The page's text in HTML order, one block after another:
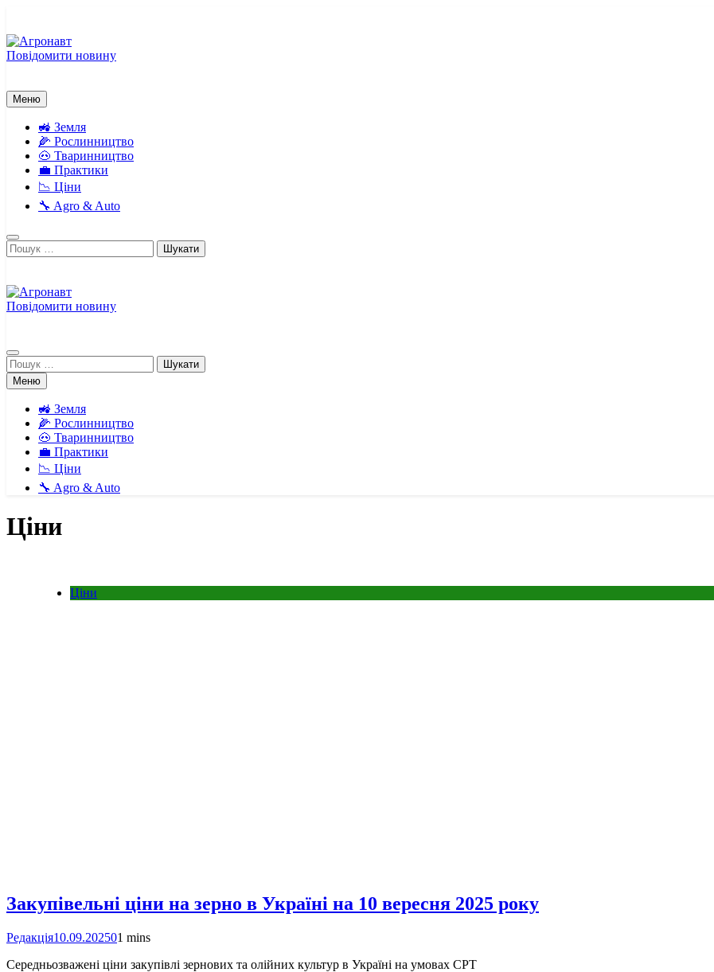
вмісту
Повідомити новину
Меню
🚜 Земля
🌽 Рослинництво
🐽 Тваринництво
💼 Практики
📉 Ціни
🔧 Agro & Auto
Пошук:
Повідомити новину
Пошук:
Меню
🚜 Земля
🌽 Рослинництво
🐽 Тваринництво
💼 Практики
📉 Ціни
🔧 Agro & Auto
Ціни
Ціни
Закупівельні ціни на зерно в Україні на 10 вересня 2025 року
Редакція10.09.202501 mins
Середньозважені ціни закупівлі зернових та олійних культур в Україні на умовах CPT